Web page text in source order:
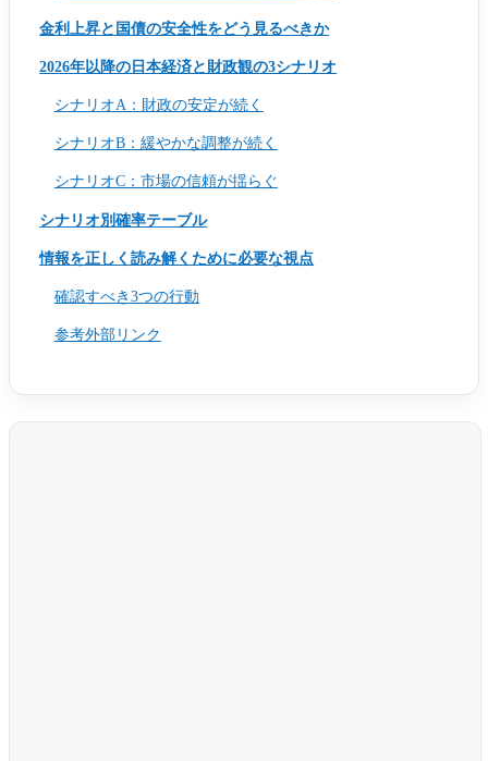
金利上昇と国債の安全性をどう見るべきか
2026年以降の日本経済と財政観の3シナリオ
シナリオA：財政の安定が続く
シナリオB：緩やかな調整が続く
シナリオC：市場の信頼が揺らぐ
シナリオ別確率テーブル
情報を正しく読み解くために必要な視点
確認すべき3つの行動
参考外部リンク